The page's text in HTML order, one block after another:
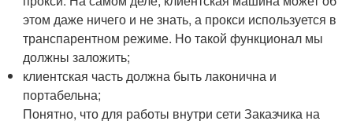
этом даже ничего и не знать, а прокси используется в
транспарентном режиме. Но такой функционал мы
должны заложить;
клиентская часть должна быть лаконична и
портабельна;
Понятно, что для работы внутри сети Заказчика на